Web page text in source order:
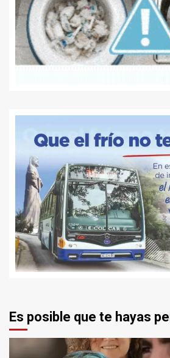
Es posible que te hayas